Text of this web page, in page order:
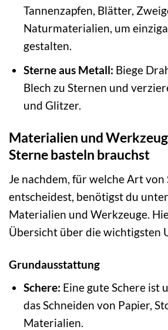
Tannenzapfen, Blätter,
Naturmaterialien, um
gestalten.
Sterne aus Metall: Biege
Blech zu Sternen und
und Glitzer.
Materialien und
Sterne basteln brauchst
Je nachdem, für welche Art von
entscheidest, benötigst du
Materialien und Werkzeuge.
Übersicht über die wichtigsten
Grundausstattung
Schere: Eine gute Schere ist
das Schneiden von Papier,
Materialien.